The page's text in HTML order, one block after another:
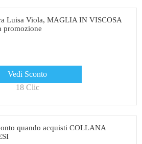
Luisa Viola, MAGLIA IN VISCOSA
promozione
Vedi Sconto
18 Clic
quando acquisti COLLANA